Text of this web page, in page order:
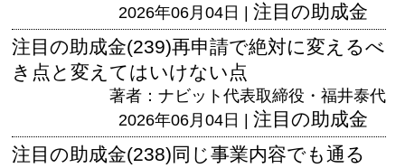
2026年06月04日 | 注目の助成金
注目の助成金(239)再申請で絶対に変えるべ
き点と変えてはいけない点
著者：ナビット代表取締役・福井泰代
2026年06月04日 | 注目の助成金
注目の助成金(238)同じ事業内容でも通る